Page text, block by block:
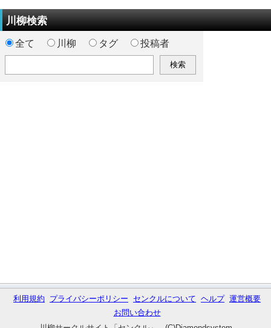
川柳検索
全て 川柳 タグ 投稿者
利用規約 プライバシーポリシー センクルについて ヘルプ 運営概要
お問い合わせ